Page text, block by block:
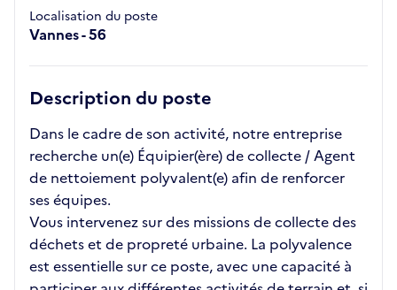
Localisation du poste
Vannes - 56
Description du poste
Dans le cadre de son activité, notre entreprise
recherche un(e) Équipier(ère) de collecte / Agent
de nettoiement polyvalent(e) afin de renforcer
ses équipes.
Vous intervenez sur des missions de collecte des
déchets et de propreté urbaine. La polyvalence
est essentielle sur ce poste, avec une capacité à